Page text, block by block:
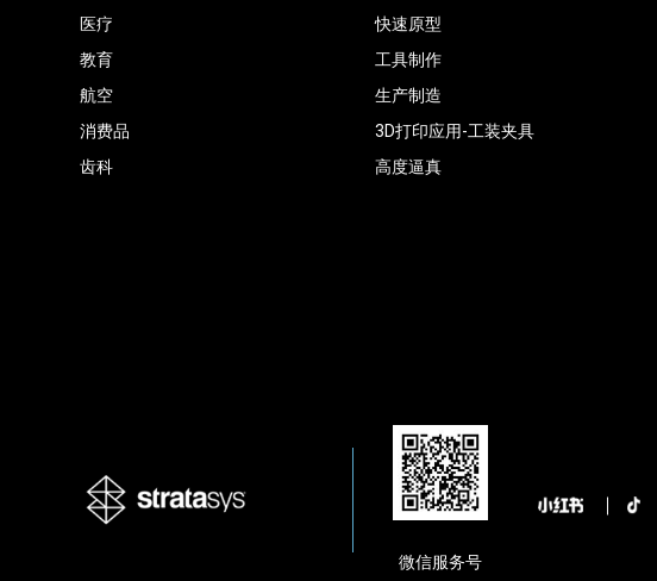
医疗
教育
航空
消费品
齿科
快速原型
工具制作
生产制造
3D打印应用-工装夹具
高度逼真
微信服务号